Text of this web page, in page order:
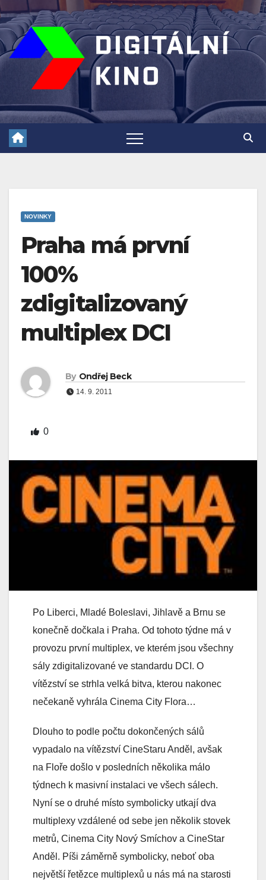
Skip
to
content
NOVINKY
Praha má první
100%
zdigitalizovaný
multiplex DCI
By Ondřej Beck
14. 9. 2011
0
Po Liberci, Mladé Boleslavi, Jihlavě a Brnu se
konečně dočkala i Praha. Od tohoto týdne má v
provozu první multiplex, ve kterém jsou všechny
sály zdigitalizované ve standardu DCI. O
vítězství se strhla velká bitva, kterou nakonec
nečekaně vyhrála Cinema City Flora…
Dlouho to podle počtu dokončených sálů
vypadalo na vítězství CineStaru Anděl, avšak
na Floře došlo v posledních několika málo
týdnech k masivní instalaci ve všech sálech.
Nyní se o druhé místo symbolicky utkají dva
multiplexy vzdálené od sebe jen několik stovek
metrů, Cinema City Nový Smíchov a CineStar
Anděl. Píši záměrně symbolicky, neboť oba
největší řetězce multiplexů u nás má na starosti